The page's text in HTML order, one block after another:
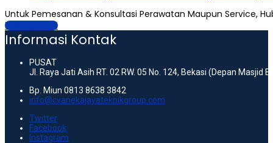
Untuk Pemesanan & Konsultasi Perawatan Maupun Service,
Hubungi Kami
Informasi Kontak
PUSAT
Jl. Raya Jati Asih RT. 02 RW. 05 No. 124, Bekasi (Depan Masjid
Bp. Miun 0813 8638 3842
info@cvanekajayateknikgroup.com
Twitter
Facebook
Instagram